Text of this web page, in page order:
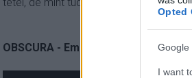
Opted
Google
I want
OBSCURA - Emergent Evolution